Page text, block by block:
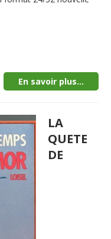
En savoir plus...
LA
QUETE
DE